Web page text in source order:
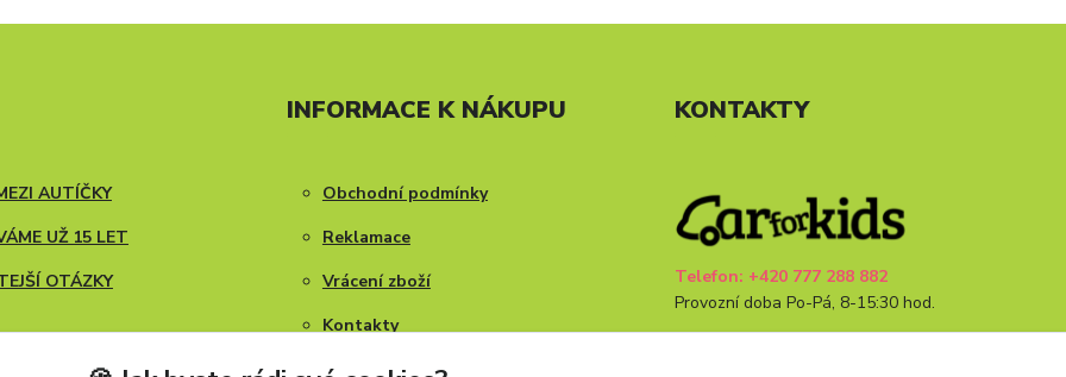
AUTÍČKY
UŽ 15 LET
OTÁZKY
INFORMACE K NÁKUPU
Obchodní podmínky
Reklamace
Vrácení zboží
Kontakty
Blog
KONTAKTY
Telefon: +420 777 288 882
Provozní doba Po-Pá, 8-15:30 hod.